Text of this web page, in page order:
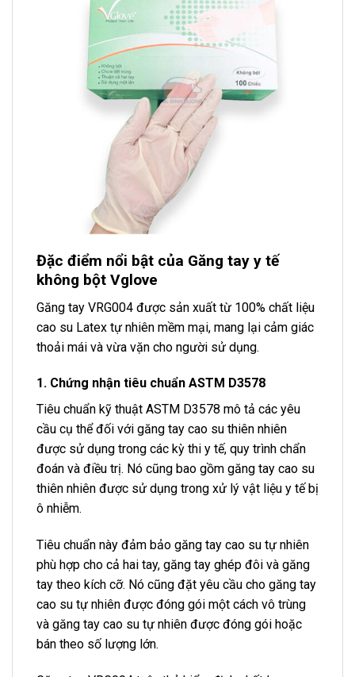
Đặc điểm nổi bật của Găng tay y tế
không bột Vglove
Găng tay VRG004 được sản xuất từ 100% chất liệu
cao su Latex tự nhiên mềm mại, mang lại cảm giác
thoải mái và vừa vặn cho người sử dụng.
1. Chứng nhận tiêu chuẩn ASTM D3578
Tiêu chuẩn kỹ thuật ASTM D3578 mô tả các yêu
cầu cụ thể đối với găng tay cao su thiên nhiên
được sử dụng trong các kỳ thi y tế, quy trình chẩn
đoán và điều trị. Nó cũng bao gồm găng tay cao su
thiên nhiên được sử dụng trong xử lý vật liệu y tế bị
ô nhiễm.
Tiêu chuẩn này đảm bảo găng tay cao su tự nhiên
phù hợp cho cả hai tay, găng tay ghép đôi và găng
tay theo kích cỡ. Nó cũng đặt yêu cầu cho găng tay
cao su tự nhiên được đóng gói một cách vô trùng
và găng tay cao su tự nhiên được đóng gói hoặc
bán theo số lượng lớn.